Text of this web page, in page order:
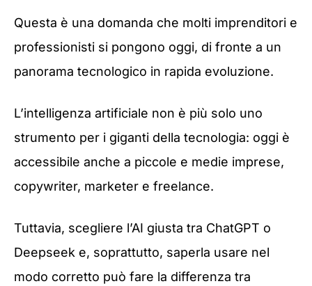
Questa è una domanda che molti imprenditori e
professionisti si pongono oggi, di fronte a un
panorama tecnologico in rapida evoluzione.
L’intelligenza artificiale non è più solo uno
strumento per i giganti della tecnologia: oggi è
accessibile anche a piccole e medie imprese,
copywriter, marketer e freelance.
Tuttavia, scegliere l’AI giusta tra ChatGPT o
Deepseek e, soprattutto, saperla usare nel
modo corretto può fare la differenza tra